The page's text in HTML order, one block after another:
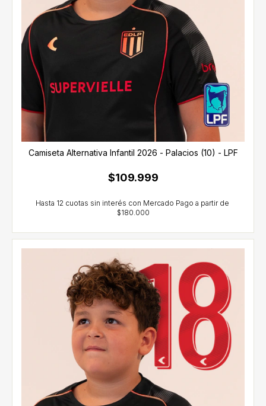
Camiseta Alternativa Infantil 2026 - Palacios (10) - LPF
$109.999